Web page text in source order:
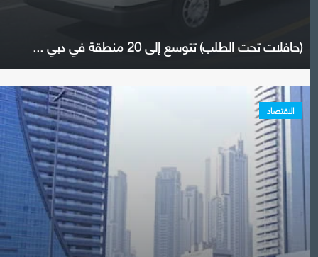
(حافلات تحت الطلب) تتوسع إلى 20 منطقة في دبي ...
الاقتصاد